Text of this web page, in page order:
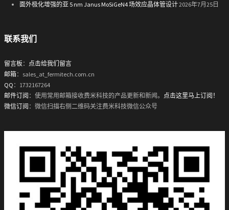
面外极化增强的亚 5 nm Janus MoSiGeN4 场效应晶体管设计2026年7月25日
联系我们
留言板 ： 点击给我们留言
邮箱：sales_at_fermitech.com.cn
QQ ：1732167264
邮件订阅 ：使用常用邮箱接收费米科技的产品更新和新闻。 点击这里马上订阅！
微信订阅 ：微信扫描右侧二维码关注费米科技微信公众号